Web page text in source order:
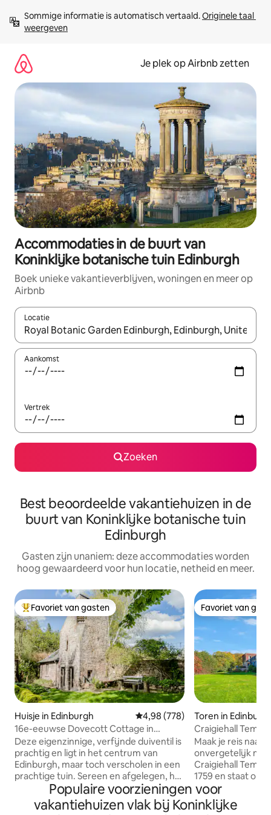
direct
naar
Sommige informatie is automatisch vertaald. Originele taal
weergeven
Je plek op Airbnb zetten
Accommodaties in de buurt van
Koninklijke botanische tuin Edinburgh
Boek unieke vakantieverblijven, woningen en meer op
Airbnb
Locatie
Wanneer er resultaten beschikbaar zijn, maak je een keuze
Aankomst
Vertrek
Zoeken
Best beoordeelde vakantiehuizen in de
buurt van Koninklijke botanische tuin
Edinburgh
Gasten zijn unaniem: deze accommodaties worden
hoog gewaardeerd voor hun locatie, netheid en meer.
Topfavoriet van gasten
Favoriet van gasten
Huisje in Edinburgh Gemiddelde beoordeling van
4,98 (778)
16e-eeuwse Dovecott Cottage in
privétuin.
Deze eigenzinnige, verfijnde duiventil is
prachtig en ligt in het centrum van
Edinburgh, maar toch verscholen in een
prachtige tuin. Sereen en afgelegen, het
is rustig spannend. Kleine slaapkamer in
de toren; tweepersoonsbed omringd
door cederhout, verlichte oude
Favoriet van
Favoriet van
Toren in
Craigiehall
gebouwd 1759)
Maak je reis naar
onvergetelijk
Craigiehall
1759 en staat op
een voormalig
Estate. Het is
vanwege zijn
Populaire voorzieningen voor
vakantiehuizen vlak bij Koninklijke